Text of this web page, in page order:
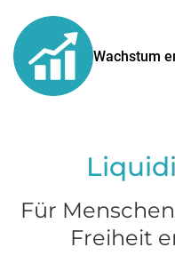
Wachstum
Für
Freiheit